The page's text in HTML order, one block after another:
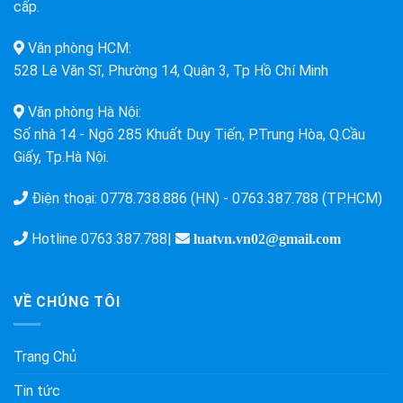
cấp.
Văn phòng HCM:
528 Lê Văn Sĩ, Phường 14, Quận 3, Tp Hồ Chí Minh
Văn phòng Hà Nội:
Số nhà 14 - Ngõ 285 Khuất Duy Tiến, P.Trung Hòa, Q.Cầu
Giấy, Tp.Hà Nội.
Điện thoại: 0778.738.886 (HN) - 0763.387.788 (TP.HCM)
Hotline 0763.387.788 luatvn.vn02@gmail.com
VỀ CHÚNG TÔI
Trang Chủ
Tin tức